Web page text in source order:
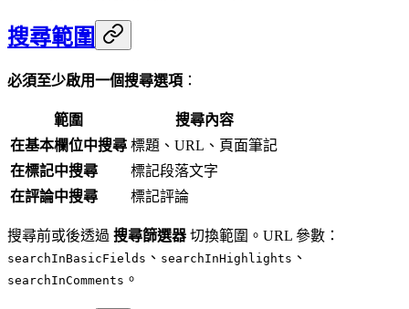
搜尋範圍
必須至少啟用一個搜尋選項 ：
範圍
搜尋內容
在基本欄位中搜尋 標題、URL、頁面筆記
在標記中搜尋
標記段落文字
在評論中搜尋
標記評論
搜尋前或後透過 搜尋篩選器 切換範圍。URL 參數：
searchInBasicFields 、 searchInHighlights 、
searchInComments 。